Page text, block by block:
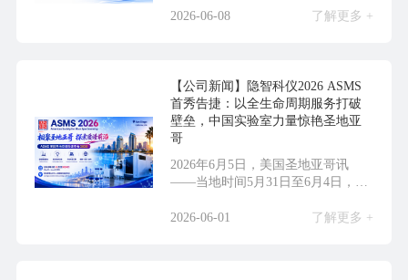
2026-06-08
了解更多 +
【公司新闻】隐智科仪2026 ASMS
首秀告捷：以全生命周期服务打破
壁垒，中国实验室力量惊艳圣地亚
哥
2026年6月5日，美国圣地亚哥讯
——当地时间5月31日至6月4日，第
2026-06-01
了解更多 +